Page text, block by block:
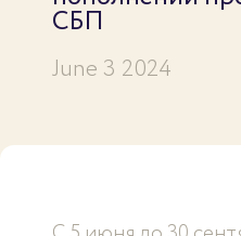
СБП
June 3 2024